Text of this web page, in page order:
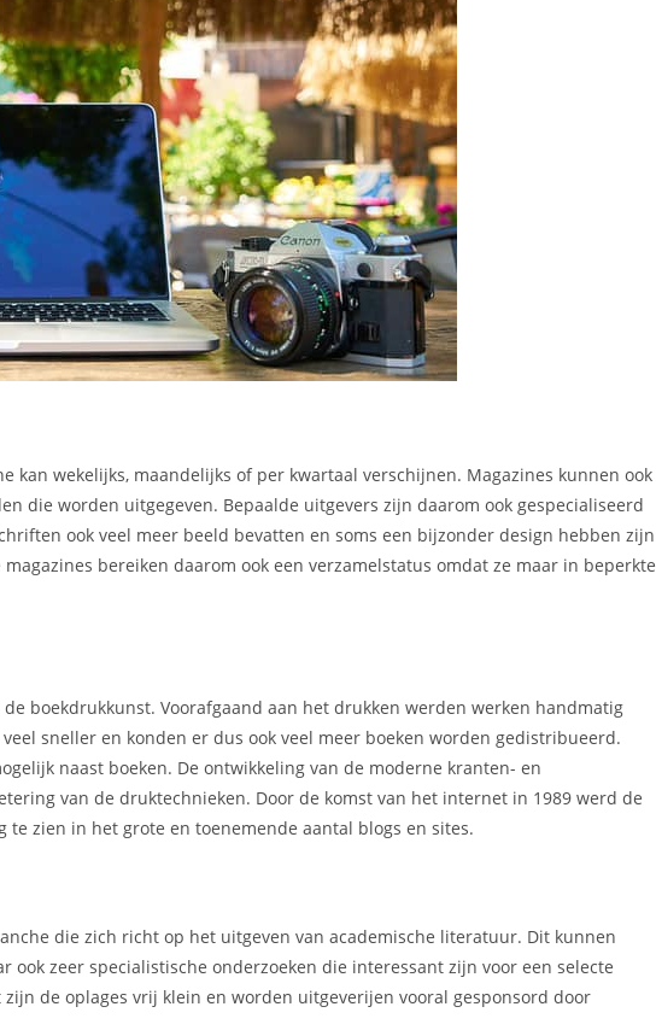
kan wekelijks, maandelijks of per kwartaal verschijnen. Magazines kunnen ook
die worden uitgegeven. Bepaalde uitgevers zijn daarom ook gespecialiseerd
ook veel meer beeld bevatten en soms een bijzonder design hebben zijn
bereiken daarom ook een verzamelstatus omdat ze maar in beperkte
boekdrukkunst. Voorafgaand aan het drukken werden werken handmatig
sneller en konden er dus ook veel meer boeken worden gedistribueerd.
naast boeken. De ontwikkeling van de moderne kranten- en
van de druktechnieken. Door de komst van het internet in 1989 werd de
zien in het grote en toenemende aantal blogs en sites.
die zich richt op het uitgeven van academische literatuur. Dit kunnen
zeer specialistische onderzoeken die interessant zijn voor een selecte
de oplages vrij klein en worden uitgeverijen vooral gesponsord door